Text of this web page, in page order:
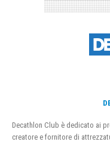
Decathlon Club è dedicato ai
creatore e fornitore di